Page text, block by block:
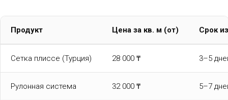
Продукт Цена за кв. м (от) Срок
Сетка плиссе (Турция) 28 000 ₸ 3–5
Рулонная система 32 000 ₸ 5–7